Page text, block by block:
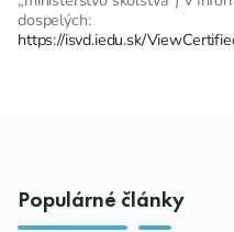
dospelých:
https://isvd.iedu.sk/
Populárné články